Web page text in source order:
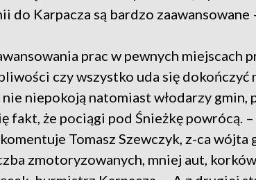
do Karpacza są bardzo zaawansowane
prac w pewnych miejscach
czy wszystko uda się dokończyć
niepokoją natomiast włodarzy
fakt, że pociągi pod Śnieżkę powrócą.
Tomasz Szewczyk, z-ca wójta
zmotoryzowanych, mniej aut,